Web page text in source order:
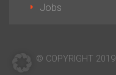
Jobs
© COPYRIGHT